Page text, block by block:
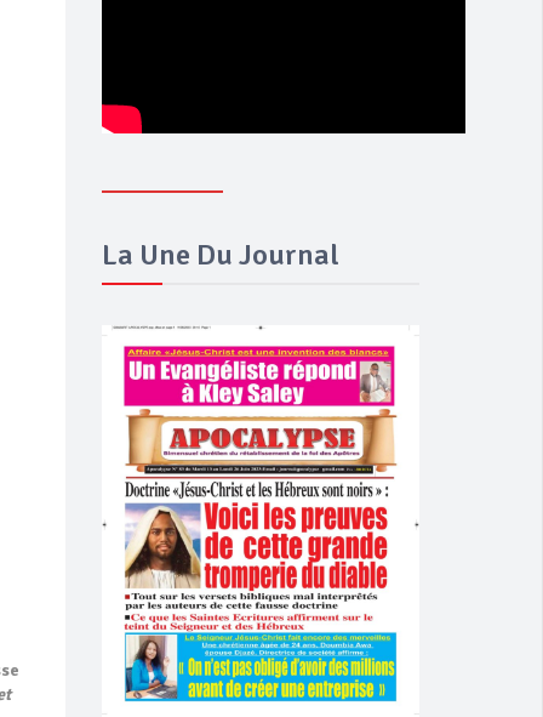
La Une Du Journal